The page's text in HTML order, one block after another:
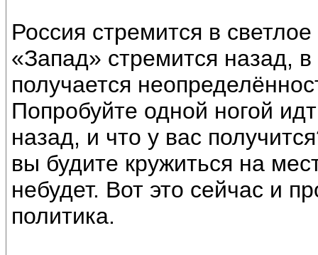
Россия стремится в
«Запад» стремится назад,
получается
Попробуйте одной ногой
назад, и что у вас
вы будите кружиться на
небудет. Вот это сейчас и
политика.